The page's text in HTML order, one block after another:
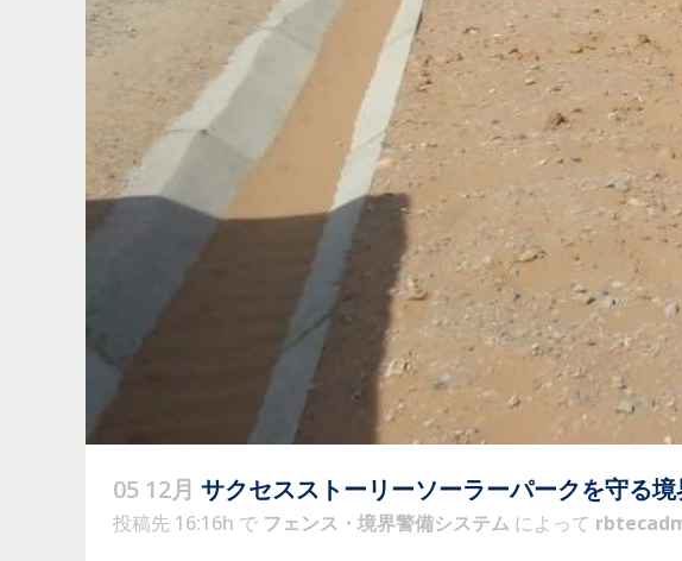
05 12月 サクセスストーリーソーラーパークを守る
投稿先 16:16h で フェンス・境界警備システム によって